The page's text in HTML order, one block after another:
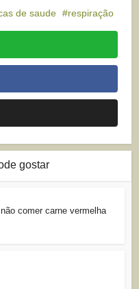
de saude respiração
gostar
comer carne vermelha